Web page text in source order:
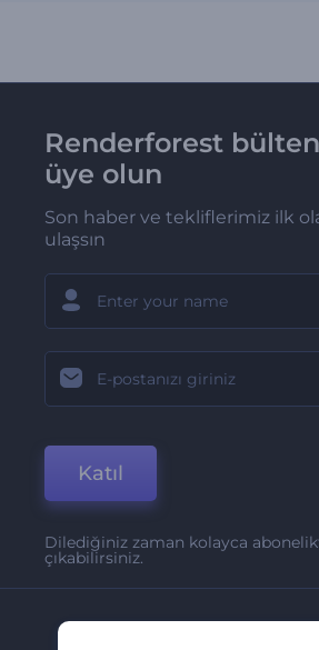
Renderforest
üye olun
Son haber ve tekliflerimiz ilk
ulaşsın
Katıl
Dilediğiniz zaman kolayca
çıkabilirsiniz.